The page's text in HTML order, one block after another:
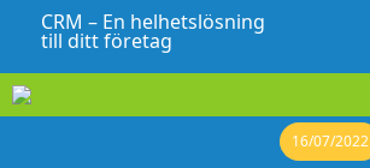
CRM – En helhetslösning
till ditt företag
16/07/2022